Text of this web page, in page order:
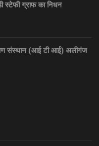
स्टेफी ग्राफ का निधन
संस्थान (आई टी आई) अलीगंज